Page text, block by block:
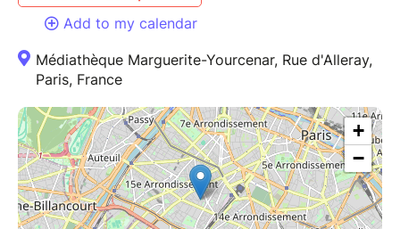
Add to my calendar
Médiathèque Marguerite-Yourcenar, Rue d'Alleray,
Paris, France
+
−